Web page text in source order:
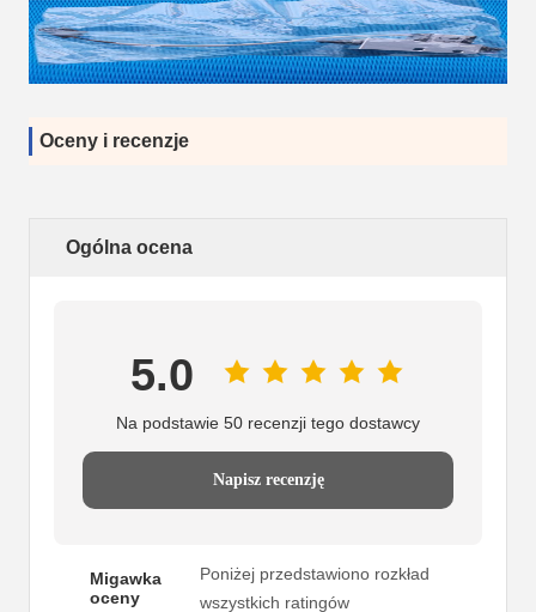
Oceny i recenzje
Ogólna ocena
5.0
Na podstawie 50 recenzji tego dostawcy
Napisz recenzję
Migawka
oceny
Poniżej przedstawiono rozkład
wszystkich ratingów